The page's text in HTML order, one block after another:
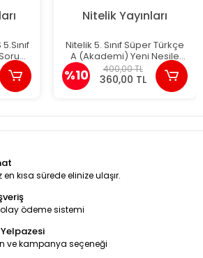
Nitelik Yayınları
Nitelik 5. Sınıf Süper Türkçe
A (Akademi) Yeni Nesile
Geçiş Kitabı
%10 400,00 TL
360,00 TL
kısa sürede elinize ulaşır.
ödeme sistemi
ve kampanya seçeneği